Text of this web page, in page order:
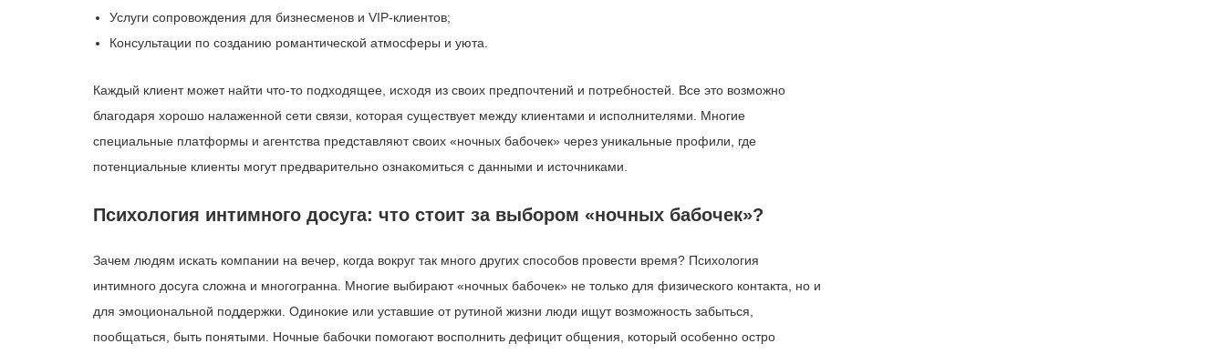
Услуги сопровождения для бизнесменов и VIP-клиентов;
Консультации по созданию романтической атмосферы и уюта.
Каждый клиент может найти что-то подходящее, исходя из своих предпочтений и потребностей. Все это возможно
благодаря хорошо налаженной сети связи, которая существует между клиентами и исполнителями. Многие
специальные платформы и агентства представляют своих «ночных бабочек» через уникальные профили, где
потенциальные клиенты могут предварительно ознакомиться с данными и источниками.
Психология интимного досуга: что стоит за выбором «ночных бабочек»?
Зачем людям искать компании на вечер, когда вокруг так много других способов провести время? Психология
интимного досуга сложна и многогранна. Многие выбирают «ночных бабочек» не только для физического контакта, но и
для эмоциональной поддержки. Одинокие или уставшие от рутиной жизни люди ищут возможность забыться,
пообщаться, быть понятыми. Ночные бабочки помогают восполнить дефицит общения, который особенно остро